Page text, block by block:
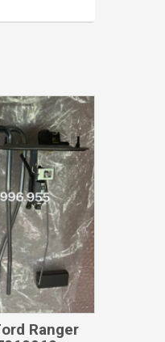
Ranger